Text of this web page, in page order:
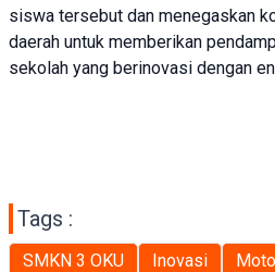
siswa tersebut dan menegaskan
daerah untuk memberikan
sekolah yang berinovasi dengan
Tags :
SMKN 3 OKU Inovasi